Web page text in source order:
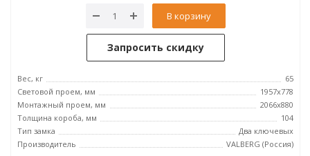
В корзину
Запросить скидку
Вес, кг
65
Световой проем, мм
1957x778
Монтажный проем, мм
2066x880
Толщина короба, мм
104
Тип замка
Два ключевых
Производитель
VALBERG (Россия)